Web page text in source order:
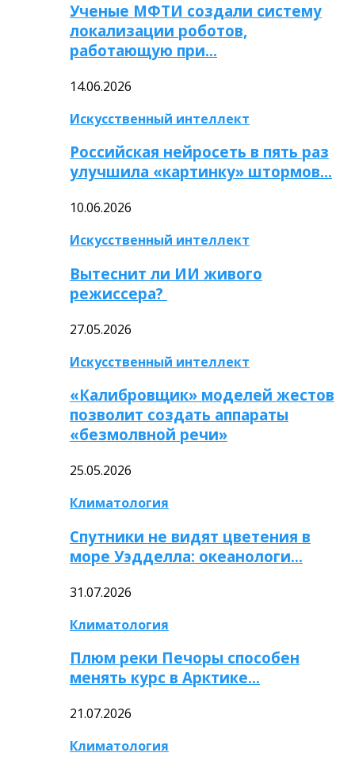
Ученые МФТИ создали систему
локализации роботов,
работающую при…
14.06.2026
Искусственный интеллект
Российская нейросеть в пять раз
улучшила «картинку» штормов…
10.06.2026
Искусственный интеллект
Вытеснит ли ИИ живого
режиссера?
27.05.2026
Искусственный интеллект
«Калибровщик» моделей жестов
позволит создать аппараты
«безмолвной речи»
25.05.2026
Климатология
Спутники не видят цветения в
море Уэдделла: океанологи…
31.07.2026
Климатология
Плюм реки Печоры способен
менять курс в Арктике…
21.07.2026
Климатология